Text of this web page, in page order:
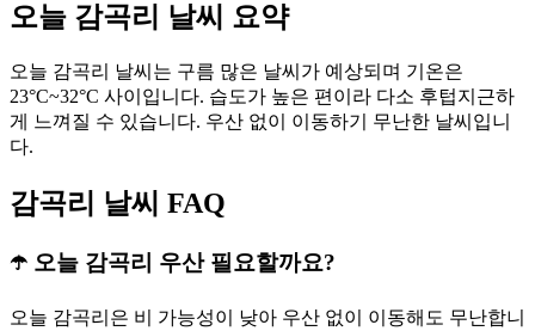
오늘 감곡리 날씨 요약
오늘 감곡리 날씨는 구름 많은 날씨가 예상되며 기온은
23°C~32°C 사이입니다. 습도가 높은 편이라 다소 후텁지근하
게 느껴질 수 있습니다. 우산 없이 이동하기 무난한 날씨입니
다.
감곡리 날씨 FAQ
☂️ 오늘 감곡리 우산 필요할까요?
오늘 감곡리은 비 가능성이 낮아 우산 없이 이동해도 무난합니